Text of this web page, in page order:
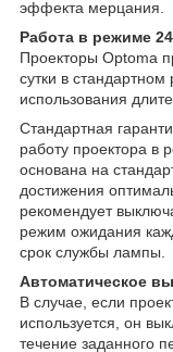
эффекта мерцания.
Работа в режиме
Проекторы Optoma
сутки в
использования
Стандартная
работу проектора в
основана на
достижения
рекомендует
режим ожидания
срок службы лампы.
Автоматическое
В случае, если
используется, он
течение заданного